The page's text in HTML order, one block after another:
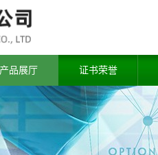
产品展厅 证书荣誉